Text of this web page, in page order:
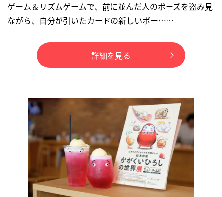
ゲーム＆リズムゲームで、前に並んだ人のポーズを盗み見
ながら、自分が引いたカードの新しいポー……
詳細を見る